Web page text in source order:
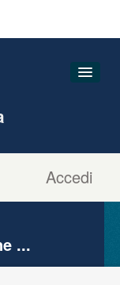
Accedi
...